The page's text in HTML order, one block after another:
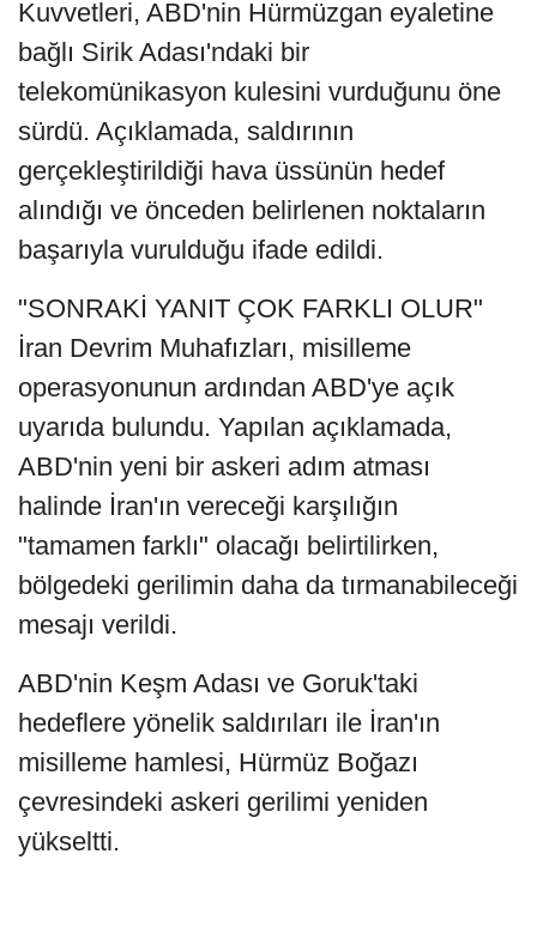
Kuvvetleri, ABD'nin Hürmüzgan eyaletine
bağlı Sirik Adası'ndaki bir
telekomünikasyon kulesini vurduğunu öne
sürdü. Açıklamada, saldırının
gerçekleştirildiği hava üssünün hedef
alındığı ve önceden belirlenen noktaların
başarıyla vurulduğu ifade edildi.
"SONRAKİ YANIT ÇOK FARKLI OLUR"
İran Devrim Muhafızları, misilleme
operasyonunun ardından ABD'ye açık
uyarıda bulundu. Yapılan açıklamada,
ABD'nin yeni bir askeri adım atması
halinde İran'ın vereceği karşılığın
"tamamen farklı" olacağı belirtilirken,
bölgedeki gerilimin daha da tırmanabileceği
mesajı verildi.
ABD'nin Keşm Adası ve Goruk'taki
hedeflere yönelik saldırıları ile İran'ın
misilleme hamlesi, Hürmüz Boğazı
çevresindeki askeri gerilimi yeniden
yükseltti.